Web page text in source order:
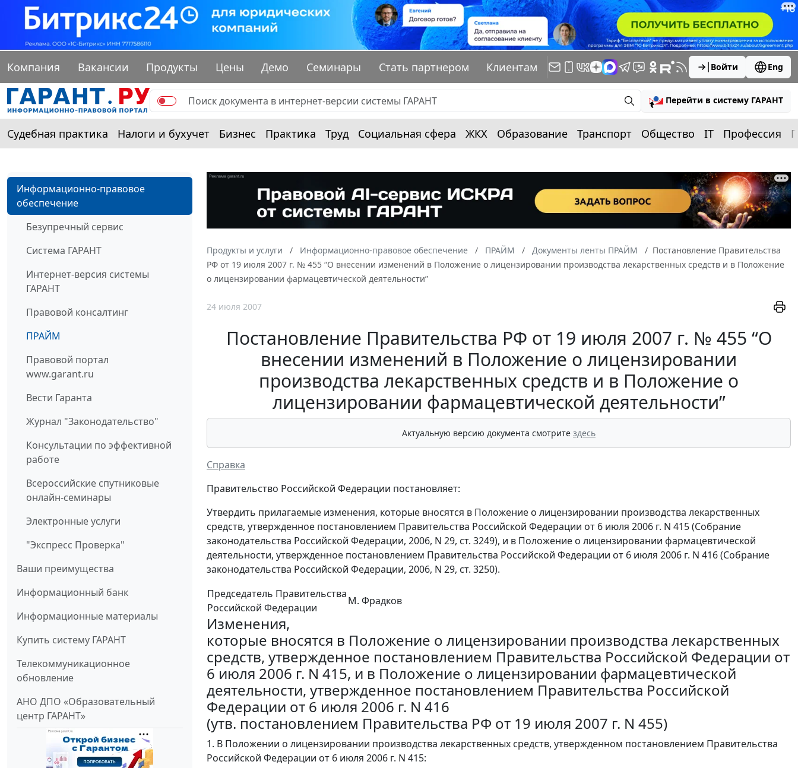
Компания Вакансии Продукты Цены Демо Семинары Стать партнером Клиентам Войти Eng
Перейти в систему ГАРАНТ
Судебная практика Налоги и бухучет Бизнес Практика Труд Социальная сфера ЖКХ Образование Транспорт Общество IT Профессия
Информационно-правовое
обеспечение
Безупречный сервис
Система ГАРАНТ
Интернет-версия системы
ГАРАНТ
Правовой консалтинг
ПРАЙМ
Правовой портал
www.garant.ru
Вести Гаранта
Журнал "Законодательство"
Консультации по эффективной
работе
Всероссийские спутниковые
онлайн-семинары
Электронные услуги
"Экспресс Проверка"
Ваши преимущества
Информационный банк
Информационные материалы
Купить систему ГАРАНТ
Телекоммуникационное
обновление
АНО ДПО «Образовательный
центр ГАРАНТ»
Продукты и услуги Информационно-правовое обеспечение ПРАЙМ Документы ленты ПРАЙМ
Постановление Правительства
РФ от 19 июля 2007 г. № 455 “О внесении изменений в Положение о лицензировании производства лекарственных средств и в Положение
о лицензировании фармацевтической деятельности”
24 июля 2007
Постановление Правительства РФ от 19 июля 2007 г. № 455 “О
внесении изменений в Положение о лицензировании
производства лекарственных средств и в Положение о
лицензировании фармацевтической деятельности”
Актуальную версию документа смотрите здесь
Справка
Правительство Российской Федерации постановляет:
Утвердить прилагаемые изменения, которые вносятся в Положение о лицензировании производства лекарственных
средств, утвержденное постановлением Правительства Российской Федерации от 6 июля 2006 г. N 415 (Собрание
законодательства Российской Федерации, 2006, N 29, ст. 3249), и в Положение о лицензировании фармацевтической
деятельности, утвержденное постановлением Правительства Российской Федерации от 6 июля 2006 г. N 416 (Собрание
законодательства Российской Федерации, 2006, N 29, ст. 3250).
Председатель Правительства
Российской Федерации
М. Фрадков
Изменения,
которые вносятся в Положение о лицензировании производства лекарственных
средств, утвержденное постановлением Правительства Российской Федерации от
6 июля 2006 г. N 415, и в Положение о лицензировании фармацевтической
деятельности, утвержденное постановлением Правительства Российской
Федерации от 6 июля 2006 г. N 416
(утв. постановлением Правительства РФ от 19 июля 2007 г. N 455)
1. В Положении о лицензировании производства лекарственных средств, утвержденном постановлением Правительства
Российской Федерации от 6 июля 2006 г. N 415: